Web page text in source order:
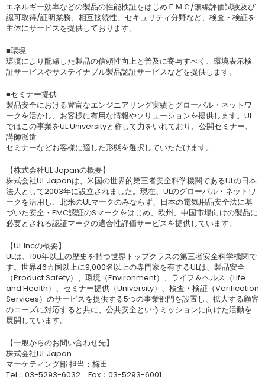
エネルギー効率などの製品の性能検証をはじめＥＭＣ/無線評価試験及び
認可取得/証明業務、相互接続性、セキュリティ分野など、検査・検証を
主体にサービスを提供しております。
■環境
環境により配慮した製品の信頼性向上と普及に寄与すべく、環境表示検
証サービスやサステイナブル製品認証サービスなどを提供します。
■セミナー提供
製品安全における豊富なエンジニアリング実績とグローバル・ネットワ
ークを活かし、お客様に有用な情報やソリューションを提供します。UL
ではこの事業をUL Universityと称して力をいれており、公開セミナー、
講師派遣
セミナーなどお客様に適した形態を選択していただけます。
【株式会社UL Japanの概要】
株式会社UL Japanは、米国の世界的第三者安全科学機関であるULの日本
法人として2003年に設立されました。現在、ULのグローバル・ネットワ
ークを活用し、北米のULマークのみならず、日本の電気用品安全法に基
づいた安全・EMC認証のSマークをはじめ、欧州、中国市場向けの製品に
必要とされる認証マークの適合性評価サービスを提供しています。
【UL Incの概要】
ULは、100年以上の歴史を持つ世界トップクラスの第三者安全科学機関で
す。世界46カ国以上に9,000名以上の専門家を有するULは、製品安全
（Product Safety）、環境（Environment）、ライフ＆ヘルス（Life
and Health）、セミナー提供（University）、検査・検証（Verification
Services）のサービスを提供する5つの事業部門を設置し、拡大する顧客
のニーズに対応すると共に、公共安全というミッションに向けた活動を
展開しています。
【一般からのお問い合わせ先】
株式会社UL Japan
マーケティング部 担当：梅田
Tel：03-5293-6032 Fax：03-5293-6001